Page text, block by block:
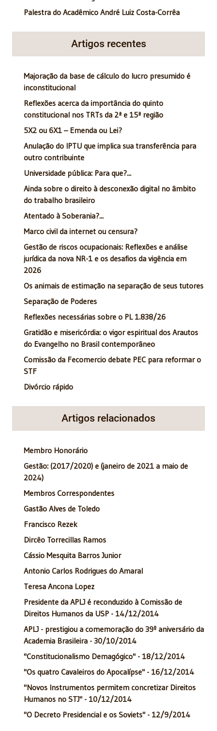
Palestra do Acadêmico André Luiz Costa-Corrêa
Artigos recentes
Majoração da base de cálculo do lucro presumido é
inconstitucional
Reflexões acerca da importância do quinto
constitucional nos TRTs da 2ª e 15ª região
5X2 ou 6X1 – Emenda ou Lei?
Anulação do IPTU que implica sua transferência para
outro contribuinte
Universidade pública: Para que?...
Ainda sobre o direito à desconexão digital no âmbito
do trabalho brasileiro
Atentado à Soberania?...
Marco civil da internet ou censura?
Gestão de riscos ocupacionais: Reflexões e análise
jurídica da nova NR-1 e os desafios da vigência em
2026
Os animais de estimação na separação de seus tutores
Separação de Poderes
Reflexões necessárias sobre o PL 1.838/26
Gratidão e misericórdia: o vigor espiritual dos Arautos
do Evangelho no Brasil contemporâneo
Comissão da Fecomercio debate PEC para reformar o
STF
Divórcio rápido
Artigos relacionados
Membro Honorário
Gestão: (2017/2020) e (janeiro de 2021 a maio de
2024)
Membros Correspondentes
Gastão Alves de Toledo
Francisco Rezek
Dircêo Torrecillas Ramos
Cássio Mesquita Barros Junior
Antonio Carlos Rodrigues do Amaral
Teresa Ancona Lopez
Presidente da APLJ é reconduzido à Comissão de
Direitos Humanos da USP - 14/12/2014
APLJ - prestigiou a comemoração do 39º aniversário da
Academia Brasileira - 30/10/2014
"Constitucionalismo Demagógico" - 18/12/2014
"Os quatro Cavaleiros do Apocalípse" - 16/12/2014
"Novos Instrumentos permitem concretizar Direitos
Humanos no STJ" - 10/12/2014
"O Decreto Presidencial e os Soviets" - 12/9/2014